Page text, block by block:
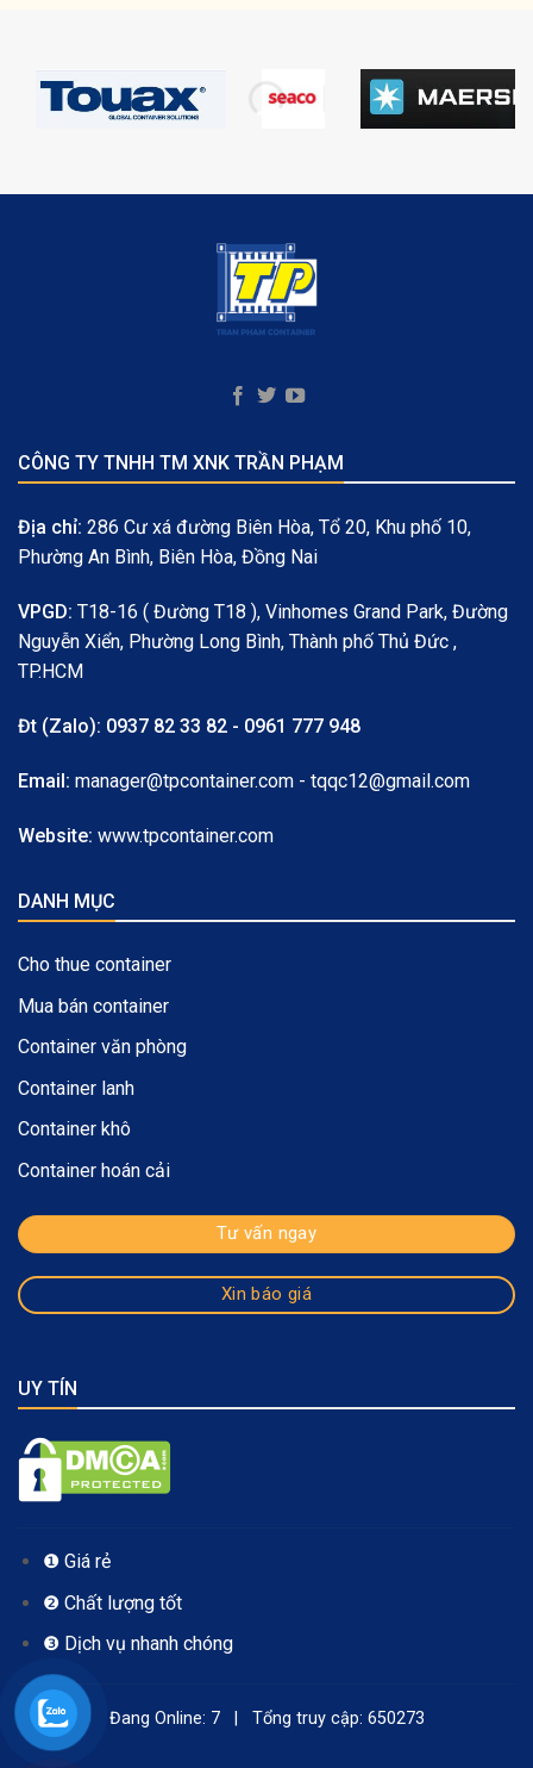
CÔNG TY TNHH TM XNK TRẦN PHẠM
Địa chỉ: 286 Cư xá đường Biên Hòa, Tổ 20, Khu phố 10,
Phường An Bình, Biên Hòa, Đồng Nai
VPGD: T18-16 ( Đường T18 ), Vinhomes Grand Park, Đường
Nguyễn Xiển, Phường Long Bình, Thành phố Thủ Đức ,
TP.HCM
Đt (Zalo): 0937 82 33 82 - 0961 777 948
Email: manager@tpcontainer.com - tqqc12@gmail.com
Website: www.tpcontainer.com
DANH MỤC
Cho thue container
Mua bán container
Container văn phòng
Container lanh
Container khô
Container hoán cải
Tư vấn ngay
Xin báo giá
UY TÍN
❶ Giá rẻ
❷ Chất lượng tốt
❸ Dịch vụ nhanh chóng
Đang Online: 7 | Tổng truy cập: 650273